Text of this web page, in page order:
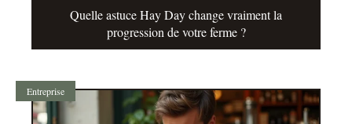
Quelle astuce Hay Day change vraiment la
progression de votre ferme ?
Entreprise